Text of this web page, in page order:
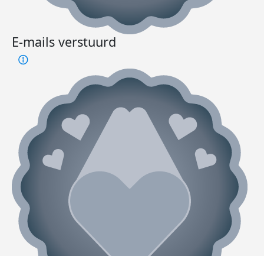
E-mails verstuurd